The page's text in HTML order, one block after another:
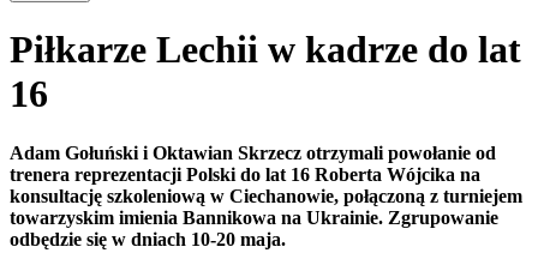
Piłkarze Lechii w kadrze do lat
16
Adam Gołuński i Oktawian Skrzecz otrzymali powołanie od
trenera reprezentacji Polski do lat 16 Roberta Wójcika na
konsultację szkoleniową w Ciechanowie, połączoną z turniejem
towarzyskim imienia Bannikowa na Ukrainie. Zgrupowanie
odbędzie się w dniach 10-20 maja.